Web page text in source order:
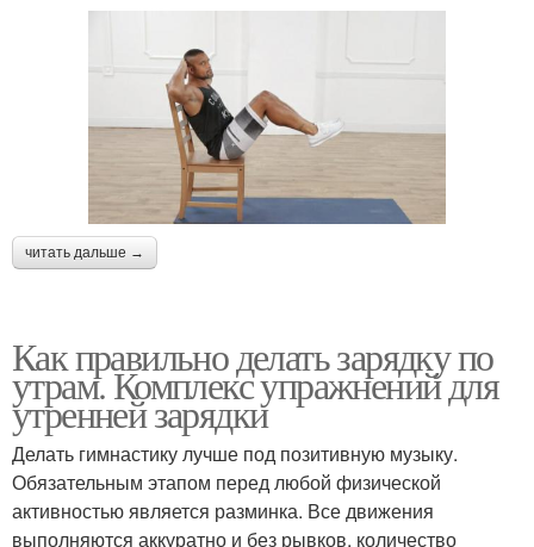
читать дальше →
Как правильно делать зарядку по
утрам. Комплекс упражнений для
утренней зарядки
Делать гимнастику лучше под позитивную музыку.
Обязательным этапом перед любой физической
активностью является разминка. Все движения
выполняются аккуратно и без рывков, количество